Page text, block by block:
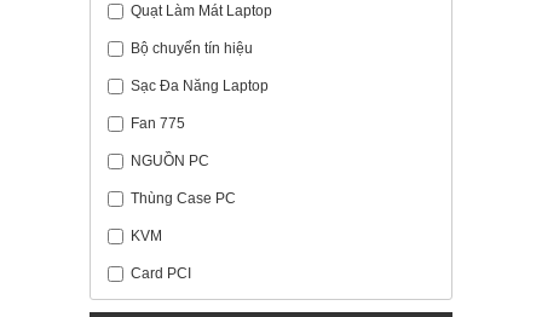
Quạt Làm Mát Laptop
Bộ chuyển tín hiệu
Sạc Đa Năng Laptop
Fan 775
NGUỒN PC
Thùng Case PC
KVM
Card PCI